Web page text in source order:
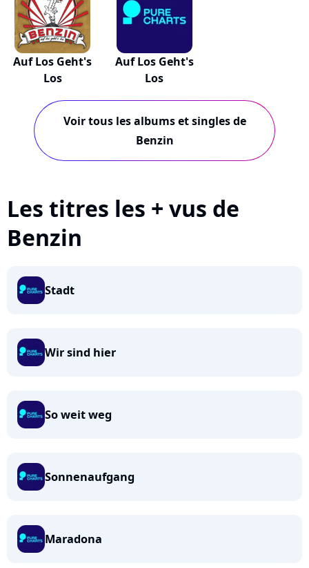
Auf Los Geht's
Los
Auf Los Geht's
Los
Voir tous les albums et singles de
Benzin
Les titres les + vus de
Benzin
Stadt
Wir sind hier
So weit weg
Sonnenaufgang
Maradona